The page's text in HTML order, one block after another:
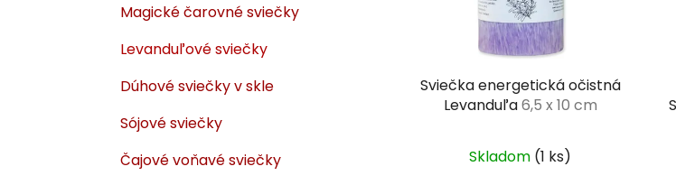
Magické čarovné sviečky
Levanduľové sviečky
Dúhové sviečky v skle
Sójové sviečky
Čajové voňavé sviečky
Sviečka energetická očistná
Levanduľa6,5 x 10 cm
Skladom (1 ks)